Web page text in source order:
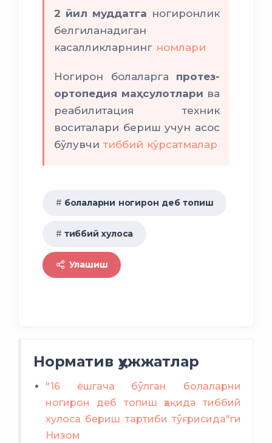
2 йил муддатга ногиронлик
белгиланадиган
касалликларнинг номлари
Ногирон болаларга протез-
ортопедия маҳсулотлари ва
реабилитация техник
воситалари бериш учун асос
бўлувчитиббий кўрсатмалар
болаларни ногирон деб топиш
тиббий хулоса
Улашиш
Норматив ҳужжатлар
"16 ёшгача бўлган болаларни
ногирон деб топиш ҳақида тиббий
хулоса бериш тартиби тўғрисида"ги
Низом